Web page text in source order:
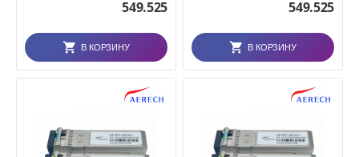
549.525
В КОРЗИНУ
549.525
В КОРЗИНУ